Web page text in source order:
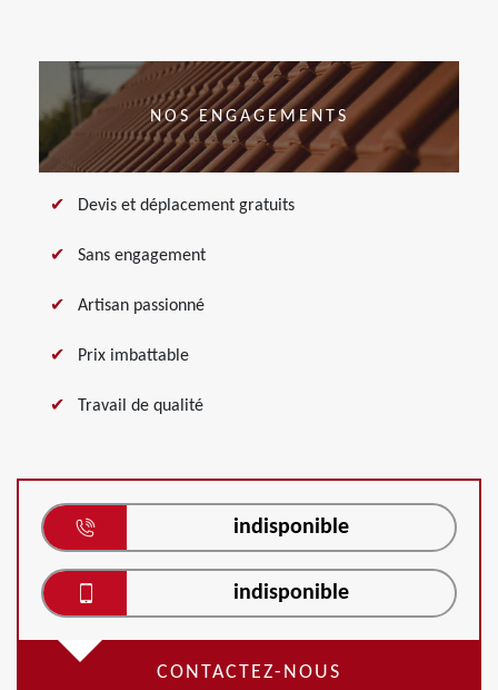
NOS ENGAGEMENTS
Devis et déplacement gratuits
Sans engagement
Artisan passionné
Prix imbattable
Travail de qualité
indisponible
indisponible
CONTACTEZ-NOUS